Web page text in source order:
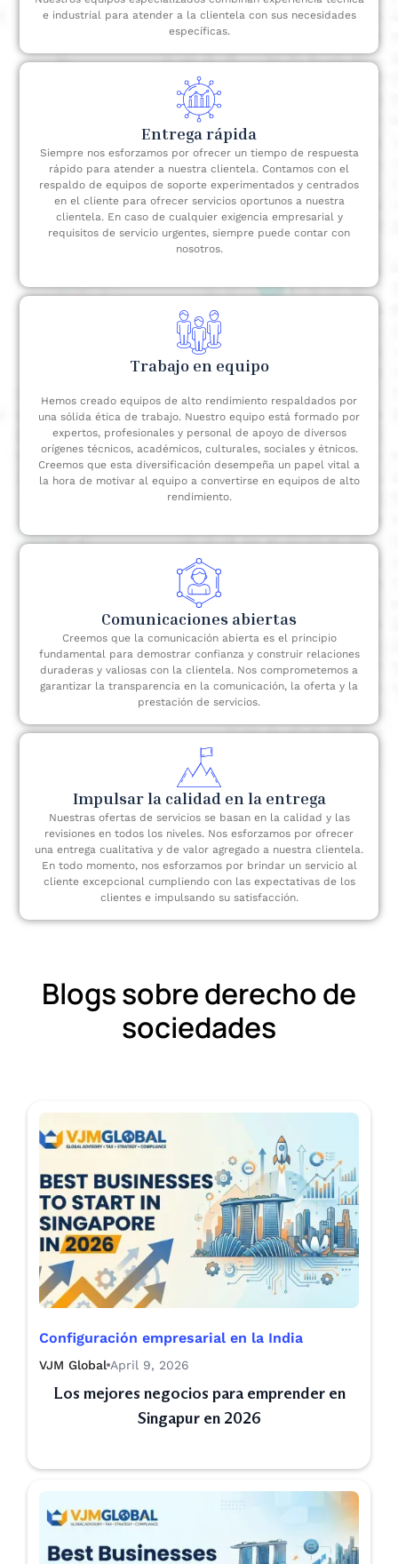
e industrial para atender a la clientela con sus necesidades
específicas.
Entrega rápida
Siempre nos esforzamos por ofrecer un tiempo de respuesta
rápido para atender a nuestra clientela. Contamos con el
respaldo de equipos de soporte experimentados y centrados
en el cliente para ofrecer servicios oportunos a nuestra
clientela. En caso de cualquier exigencia empresarial y
requisitos de servicio urgentes, siempre puede contar con
nosotros.
Trabajo en equipo
Hemos creado equipos de alto rendimiento respaldados por
una sólida ética de trabajo. Nuestro equipo está formado por
expertos, profesionales y personal de apoyo de diversos
orígenes técnicos, académicos, culturales, sociales y étnicos.
Creemos que esta diversificación desempeña un papel vital a
la hora de motivar al equipo a convertirse en equipos de alto
rendimiento.
Comunicaciones abiertas
Creemos que la comunicación abierta es el principio
fundamental para demostrar confianza y construir relaciones
duraderas y valiosas con la clientela. Nos comprometemos a
garantizar la transparencia en la comunicación, la oferta y la
prestación de servicios.
Impulsar la calidad en la entrega
Nuestras ofertas de servicios se basan en la calidad y las
revisiones en todos los niveles. Nos esforzamos por ofrecer
una entrega cualitativa y de valor agregado a nuestra clientela.
En todo momento, nos esforzamos por brindar un servicio al
cliente excepcional cumpliendo con las expectativas de los
clientes e impulsando su satisfacción.
Blogs sobre derecho de
sociedades
Configuración empresarial en la India
VJM Global April 9, 2026
Los mejores negocios para emprender en
Singapur en 2026